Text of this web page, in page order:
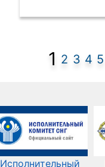
1 2 3 4 5
Исполнительный